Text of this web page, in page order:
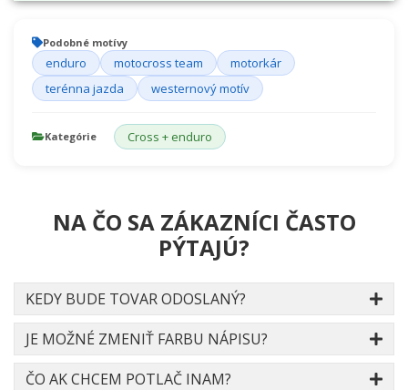
Podobné motívy
enduro motocross team
motorkár
terénna jazda
westernový motív
Kategórie Cross + enduro
NA ČO SA ZÁKAZNÍCI ČASTO
PÝTAJÚ?
KEDY BUDE TOVAR ODOSLANÝ?
JE MOŽNÉ ZMENIŤ FARBU NÁPISU?
ČO AK CHCEM POTLAČ INAM?